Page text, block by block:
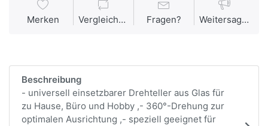
Merken Vergleichen Fragen? Weitersagen
Beschreibung
- universell einsetzbarer Drehteller aus Glas für
zu Hause, Büro und Hobby ,- 360°-Drehung zur
optimalen Ausrichtung ,- speziell geeignet für